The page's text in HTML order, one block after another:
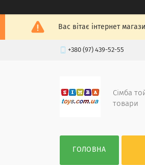
Вас вітає інтернет
+380 (97) 439-52-55
Сімба
товари
ГОЛОВНА